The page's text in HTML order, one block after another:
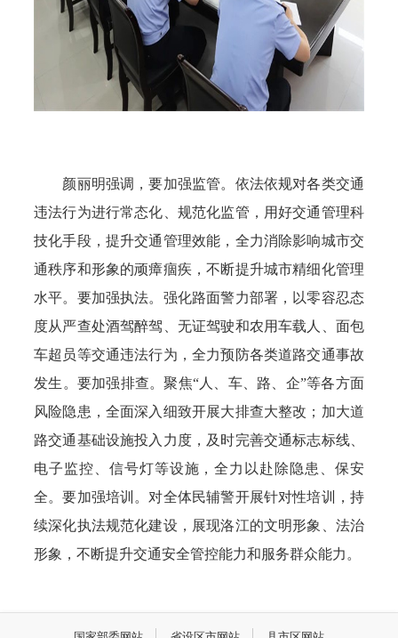
颜丽明强调，要加强监管。依法依规对各类交通
违法行为进行常态化、规范化监管，用好交通管理科
技化手段，提升交通管理效能，全力消除影响城市交
通秩序和形象的顽瘴痼疾，不断提升城市精细化管理
水平。要加强执法。强化路面警力部署，以零容忍态
度从严查处酒驾醉驾、无证驾驶和农用车载人、面包
车超员等交通违法行为，全力预防各类道路交通事故
发生。要加强排查。聚焦“人、车、路、企”等各方面
风险隐患，全面深入细致开展大排查大整改；加大道
路交通基础设施投入力度，及时完善交通标志标线、
电子监控、信号灯等设施，全力以赴除隐患、保安
全。要加强培训。对全体民辅警开展针对性培训，持
续深化执法规范化建设，展现洛江的文明形象、法治
形象，不断提升交通安全管控能力和服务群众能力。